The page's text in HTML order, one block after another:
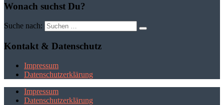
Wonach suchst Du?
Suche nach:
Kontakt & Datenschutz
Impressum
Datenschutzerklärung
Impressum
Datenschutzerklärung